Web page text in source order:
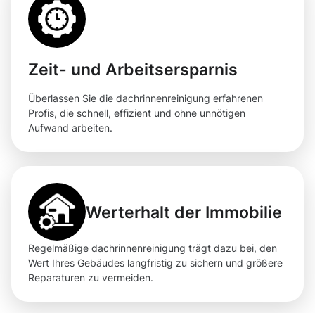
Zeit- und Arbeitsersparnis
Überlassen Sie die dachrinnenreinigung erfahrenen
Profis, die schnell, effizient und ohne unnötigen
Aufwand arbeiten.
Werterhalt der Immobilie
Regelmäßige dachrinnenreinigung trägt dazu bei, den
Wert Ihres Gebäudes langfristig zu sichern und größere
Reparaturen zu vermeiden.